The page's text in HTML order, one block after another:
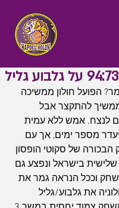
הפועל חולון ממשיכה
להתקצר אבל
לנצח. אמש ללא עמית
מספר ימים, אך עם
הבכורה של סקוטי הופסון
שלישית בישראל ונפצע גם
וככל הנראה גמר את
את גלבוע/גליל